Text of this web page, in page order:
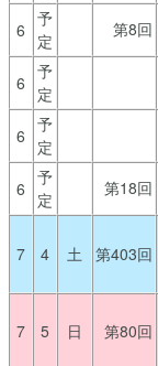
6
予
定
第8回
6
予
定
6
予
定
6
予
定
第18回
7 4 土 第403回
7 5 日 第80回